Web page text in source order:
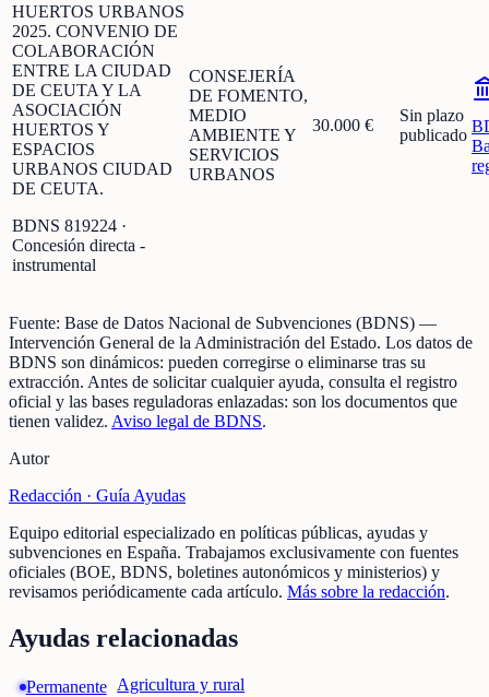
HUERTOS URBANOS
2025. CONVENIO DE
COLABORACIÓN
ENTRE LA CIUDAD
DE CEUTA Y LA
ASOCIACIÓN
HUERTOS Y
ESPACIOS
URBANOS CIUDAD
DE CEUTA.
BDNS 819224 ·
Concesión directa -
instrumental
CONSEJERÍA
DE FOMENTO,
MEDIO
AMBIENTE Y
SERVICIOS
URBANOS
30.000 €
Sin plazo
publicado
Fuente: Base de Datos Nacional de Subvenciones (BDNS) —
Intervención General de la Administración del Estado. Los datos de
BDNS son dinámicos: pueden corregirse o eliminarse tras su
extracción. Antes de solicitar cualquier ayuda, consulta el registro
oficial y las bases reguladoras enlazadas: son los documentos que
tienen validez. Aviso legal de BDNS.
Autor
Redacción · Guía Ayudas
Equipo editorial especializado en políticas públicas, ayudas y
subvenciones en España. Trabajamos exclusivamente con fuentes
oficiales (BOE, BDNS, boletines autonómicos y ministerios) y
revisamos periódicamente cada artículo. Más sobre la redacción.
Ayudas relacionadas
Permanente Agricultura y rural